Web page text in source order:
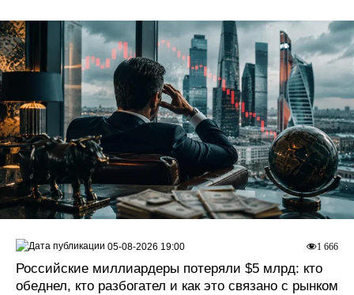
Российские миллиардеры потеряли $5 млрд: кто
обеднел, кто разбогател и как это связано с рынком
1 666
05-08-2026 19:00